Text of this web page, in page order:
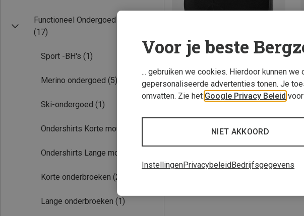
Functioneel Ondergoed
(17)
Sport -BH's (1)
Merino ondergoed (5)
Ski-ondergoed (1)
Ondershirts Korte mouwen
Ondershirts Lange mouwen
Korte onderbroeken (2)
Lange onderbroeken (1)
Maten
Löffler | Onderbroeken met pad
Dames Transtex Light fietsbroek
Voor je beste
... gebruiken we cookies. Hierdoor kunnen
gepersonaliseerde advertenties tonen. Je
omvatten. Zie het Google Privacy Beleid
NIET AKKOORD
InstellingenPrivacybeleidBedrijfsgegevens